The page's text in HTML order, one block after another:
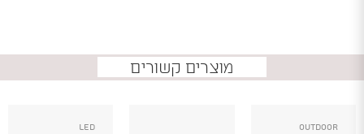
מוצרים קשורים
Outdoor
Led